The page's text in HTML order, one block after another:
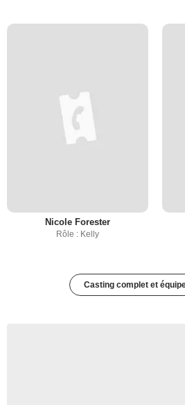
Nicole Forester
Rôle : Kelly
Casting complet et